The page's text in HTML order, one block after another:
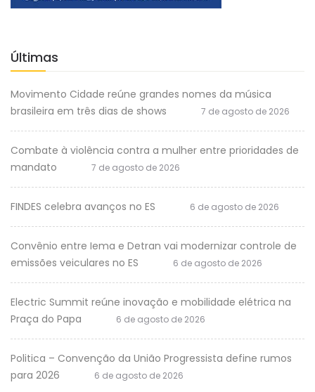
Últimas
Movimento Cidade reúne grandes nomes da música
brasileira em três dias de shows
7 de agosto de 2026
Combate à violência contra a mulher entre prioridades de
mandato
7 de agosto de 2026
FINDES celebra avanços no ES 6 de agosto de 2026
Convênio entre Iema e Detran vai modernizar controle de
emissões veiculares no ES
6 de agosto de 2026
Electric Summit reúne inovação e mobilidade elétrica na
Praça do Papa
6 de agosto de 2026
Politica – Convenção da União Progressista define rumos
para 2026
6 de agosto de 2026